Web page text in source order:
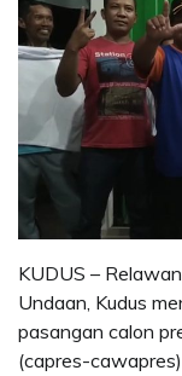
KUDUS –
Undaan, Kudus
pasangan calon
(capres-